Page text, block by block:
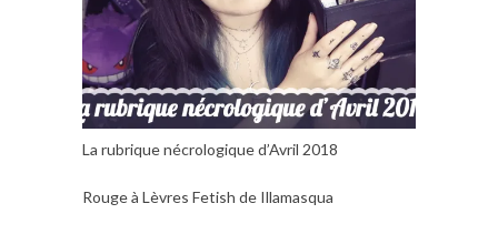
La rubrique nécrologique d’Avril 2018
Rouge à Lèvres Fetish de Illamasqua